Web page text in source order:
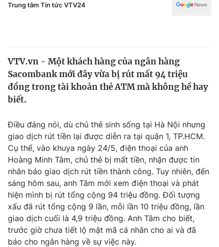
Xã hội
Y tế
Thế giới
Thế giới đó đây
Câu chuyện quốc tế
Kinh tế
Tài chính
Thị trường
Góc doanh nghiệp
Dữ liệu và đời sống
Truyền hình
Phim VTV
Hậu trường
Nhân vật
Giải trí
Điện ảnh
Đời sống
Văn hóa - Giải trí
Giáo dục
Trung tâm Tin tức VTV24
VTV.vn - Một khách hàng của ngân hàng
Sacombank mới đây vừa bị rút mất 94 triệu
đồng trong tài khoản thẻ ATM mà không hề hay
biết.
Điều đáng nói, dù chủ thẻ sinh sống tại Hà Nội nhưng
giao dịch rút tiền lại được diễn ra tại quận 1, TP.HCM.
Cụ thể, vào khuya ngày 24/5, điện thoại của anh
Hoàng Minh Tâm, chủ thẻ bị mất tiền, nhận được tin
nhắn báo giao dịch rút tiền thành công. Tuy nhiên, đến
sáng hôm sau, anh Tâm mới xem điện thoại và phát
hiện mình bị rút tổng cộng 94 triệu đồng. Đối tượng
xấu đã rút tổng cộng 9 lần, mỗi lần 10 triệu đồng, lần
giao dịch cuối là 4,9 triệu đồng. Anh Tâm cho biết,
trước giờ chưa tiết lộ mật mã cá nhân cho ai và đã
báo cho ngân hàng về sự việc này.